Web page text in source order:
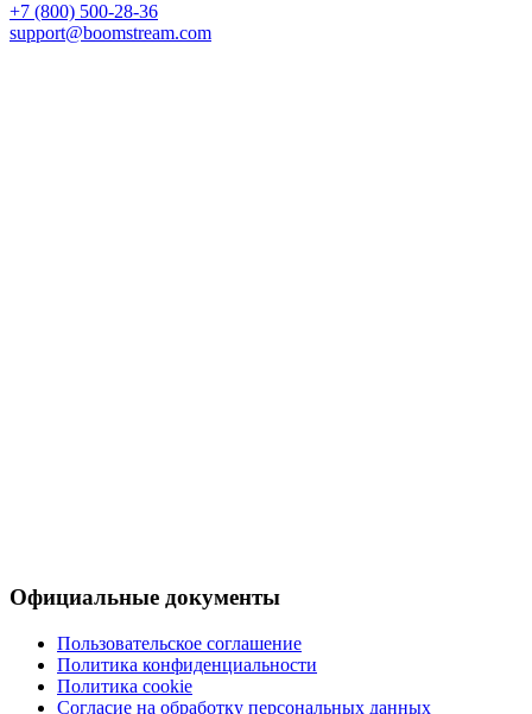
+7 (800) 500-28-36
support@boomstream.com
Официальные документы
Пользовательское соглашение
Политика конфиденциальности
Политика cookie
Согласие на обработку персональных данных